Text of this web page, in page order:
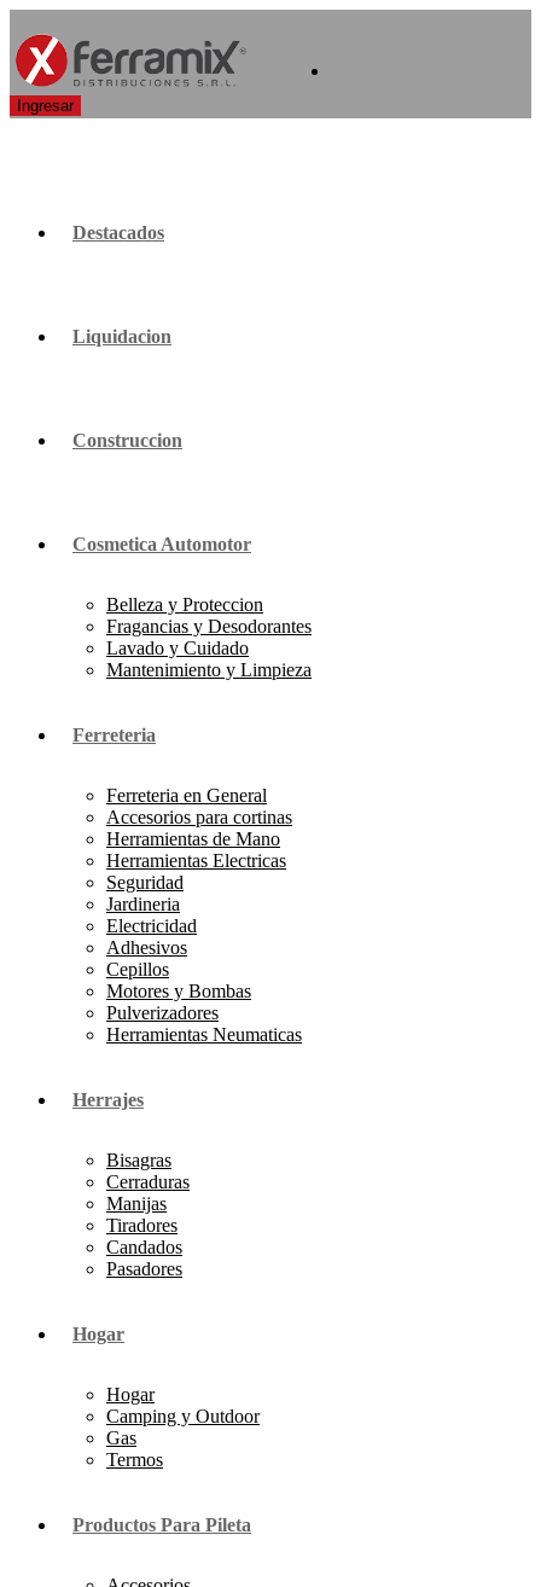
Destacados
Liquidacion
Construccion
Cosmetica Automotor
Belleza y Proteccion
Fragancias y Desodorantes
Lavado y Cuidado
Mantenimiento y Limpieza
Ferreteria
Ferreteria en General
Accesorios para cortinas
Herramientas de Mano
Herramientas Electricas
Seguridad
Jardineria
Electricidad
Adhesivos
Cepillos
Motores y Bombas
Pulverizadores
Herramientas Neumaticas
Herrajes
Bisagras
Cerraduras
Manijas
Tiradores
Candados
Pasadores
Hogar
Hogar
Camping y Outdoor
Gas
Termos
Productos Para Pileta